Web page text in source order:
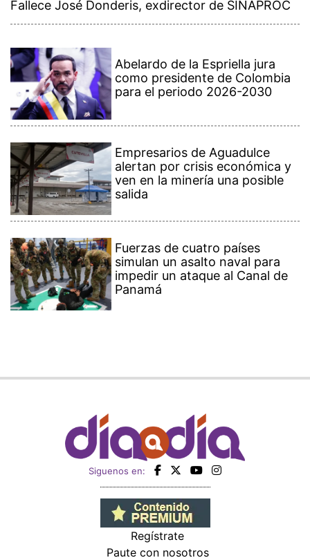
Fallece José Donderis, exdirector de SINAPROC
Abelardo de la Espriella jura
como presidente de Colombia
para el periodo 2026-2030
Empresarios de Aguadulce
alertan por crisis económica y
ven en la minería una posible
salida
Fuerzas de cuatro países
simulan un asalto naval para
impedir un ataque al Canal de
Panamá
Siguenos en:
Regístrate
Paute con nosotros